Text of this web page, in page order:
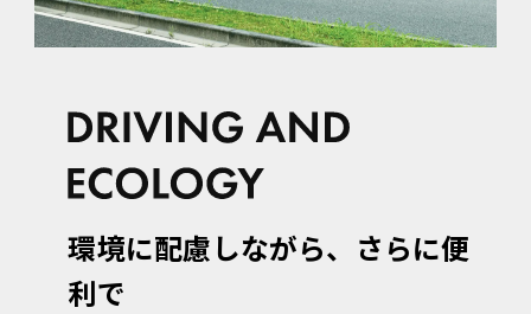
環境に配慮しながら、 さらに便
利で